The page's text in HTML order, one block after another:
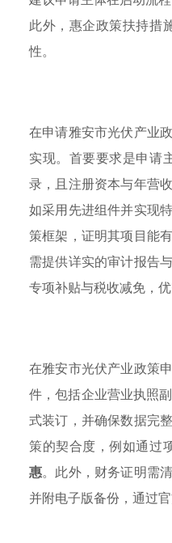
此外，惠企政策扶持措
性。
在申请雅安市光伏产业
实现。首要要求是申请
录，且注册资本与年营
如采用先进组件并实现
策框架，证明其项目能
需提供详实的审计报告
专项补贴与税收减免，
在雅安市光伏产业政策
件，包括企业营业执照
式装订，并确保数据完
策的契合度，例如通过
惠。此外，财务证明需
并附电子版备份，通过